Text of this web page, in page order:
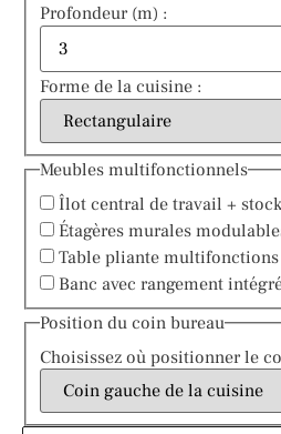
Profondeur (m) :
Forme de la cuisine :
Meubles multifonctionnels
Îlot central de travail +
Étagères murales
Table pliante multifonctions
Banc avec rangement
Position du coin bureau
Choisissez où positionner le